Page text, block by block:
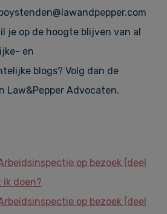
je op de hoogte blijven van al
en
blogs? Volg dan de
Law&Pepper Advocaten.
op bezoek (deel
ik doen?
op bezoek (deel